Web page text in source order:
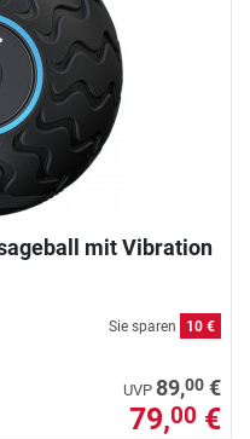
mit Vibration
Sie sparen 10 €
UVP 89,00 €
79,00 €